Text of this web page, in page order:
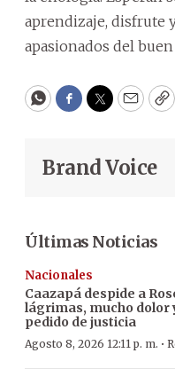
aprendizaje, disfrute
apasionados del
WhatsApp
Facebook
Twitter
Email
Brand Voice
Últimas Noticias
Nacionales
Caazapá despide a
lágrimas, mucho dolor
pedido de justicia
Agosto 8, 2026 12:11 p. m. ·